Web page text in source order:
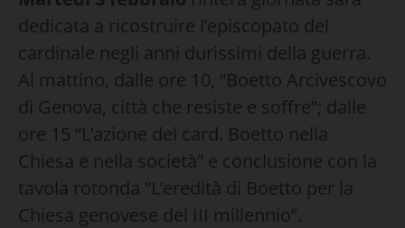
dedicata a ricostruire l’episcopato del
cardinale negli anni durissimi della guerra.
Al mattino, dalle ore 10, “Boetto Arcivescovo
di Genova, città che resiste e soffre”; dalle
ore 15 “L’azione del card. Boetto nella
Chiesa e nella società” e conclusione con la
tavola rotonda “L’eredità di Boetto per la
Chiesa genovese del III millennio”.